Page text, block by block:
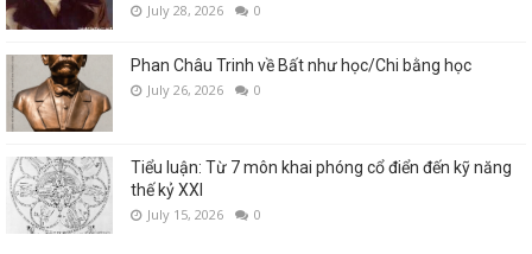
July 28, 2026 0
Phan Châu Trinh về Bất như học/Chi bằng học
July 26, 2026 0
Tiểu luận: Từ 7 môn khai phóng cổ điển đến kỹ năng
thế kỷ XXI
July 15, 2026 0